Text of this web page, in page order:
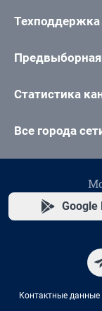
Техподдержка
Предвыборная
Статистика
Все города
Google
Контактные